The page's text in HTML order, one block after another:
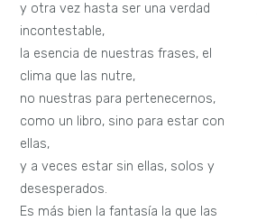
y otra vez hasta ser una verdad
incontestable,
la esencia de nuestras frases, el
clima que las nutre,
no nuestras para pertenecernos,
como un libro, sino para estar con
ellas,
y a veces estar sin ellas, solos y
desesperados.
Es más bien la fantasía la que las